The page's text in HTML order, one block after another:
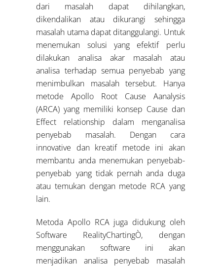
dari masalah dapat dihilangkan,
dikendalikan atau dikurangi sehingga
masalah utama dapat ditanggulangi. Untuk
menemukan solusi yang efektif perlu
dilakukan analisa akar masalah atau
analisa terhadap semua penyebab yang
menimbulkan masalah tersebut. Hanya
metode Apollo Root Cause Aanalysis
(ARCA) yang memiliki konsep Cause dan
Effect relationship dalam menganalisa
penyebab masalah. Dengan cara
innovative dan kreatif metode ini akan
membantu anda menemukan penyebab-
penyebab yang tidak pernah anda duga
atau temukan dengan metode RCA yang
lain.
Metoda Apollo RCA juga didukung oleh
Software RealityChartingÒ, dengan
menggunakan software ini akan
menjadikan analisa penyebab masalah